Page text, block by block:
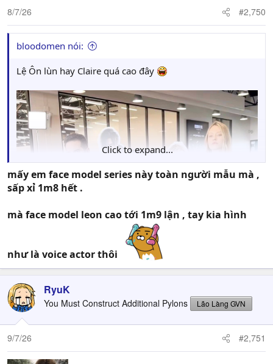
8/7/26 #2,750
bloodomen nói:
Lệ Ôn lùn hay Claire quá cao đây
Click to expand...
mấy em face model series này toàn người mẫu mà ,
sấp xỉ 1m8 hết .
mà face model leon cao tới 1m9 lận , tay kia hình
như là voice actor thôi
RyuK
You Must Construct Additional Pylons Lão Làng GVN
9/7/26 #2,751